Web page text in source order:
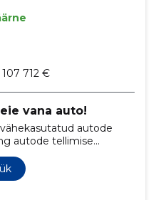
712 €
vana auto!
autode
autode tellimise
pakkudes
käsipesu ja
et rahuldada